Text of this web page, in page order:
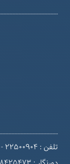
تلفن : 22500904 - 021